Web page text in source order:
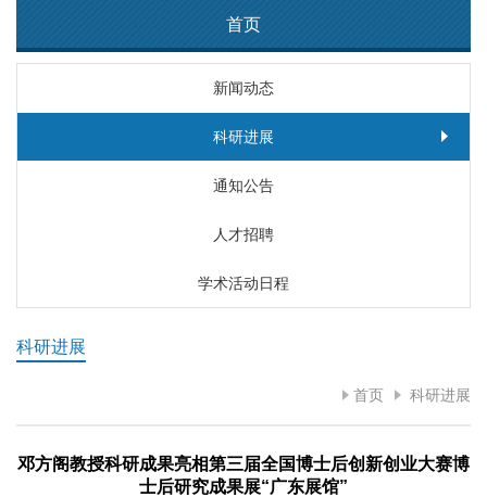
首页
新闻动态
科研进展
通知公告
人才招聘
学术活动日程
科研进展
首页 科研进展
邓方阁教授科研成果亮相第三届全国博士后创新创业大赛博
士后研究成果展“广东展馆”